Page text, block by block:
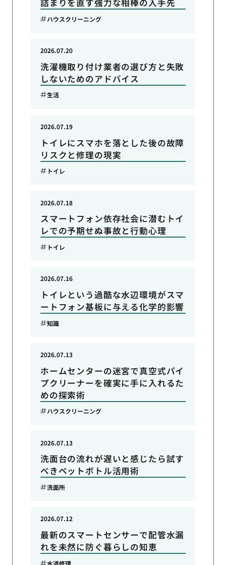
詰まりを直す強力な相棒の入手先
ハウスクリーニング
洗濯機取り付け業者の選び方と失敗
しないためのアドバイス
2026.07.20
生活
トイレにスマホを落とした後の故障
リスクと修理の現実
2026.07.19
トイレ
スマートフォン依存社会に潜むトイ
レでの予期せぬ事故と行動心理
2026.07.18
トイレ
トイレという過酷な水辺環境がスマ
ートフォン基板に与える化学的影響
2026.07.16
知識
ホームセンターの迷宮で真空式パイ
プクリーナーを確実に手に入れるた
めの探索術
2026.07.13
ハウスクリーニング
洗面台の流れが遅いと感じたら試す
べきペットボトル活用術
2026.07.13
洗面所
最新のスマートセンサーで配管水漏
れを未然に防ぐ暮らしの知恵
2026.07.12
水道修理